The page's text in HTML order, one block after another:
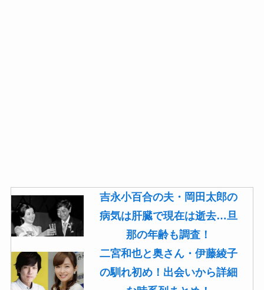
吉永小百合の夫・岡田太郎の
病気は肝臓で現在は逝去…旦
那の年齢も調査！
二宮和也と奥さん・伊藤綾子
の馴れ初め！出会いから詳細